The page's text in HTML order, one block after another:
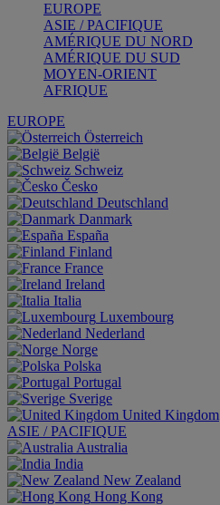
EUROPE
ASIE / PACIFIQUE
AMÉRIQUE DU NORD
AMÉRIQUE DU SUD
MOYEN-ORIENT
AFRIQUE
EUROPE
Österreich
België
Schweiz
Česko
Deutschland
Danmark
España
Finland
France
Ireland
Italia
Luxembourg
Nederland
Norge
Polska
Portugal
Sverige
United Kingdom
ASIE / PACIFIQUE
Australia
India
New Zealand
Hong Kong